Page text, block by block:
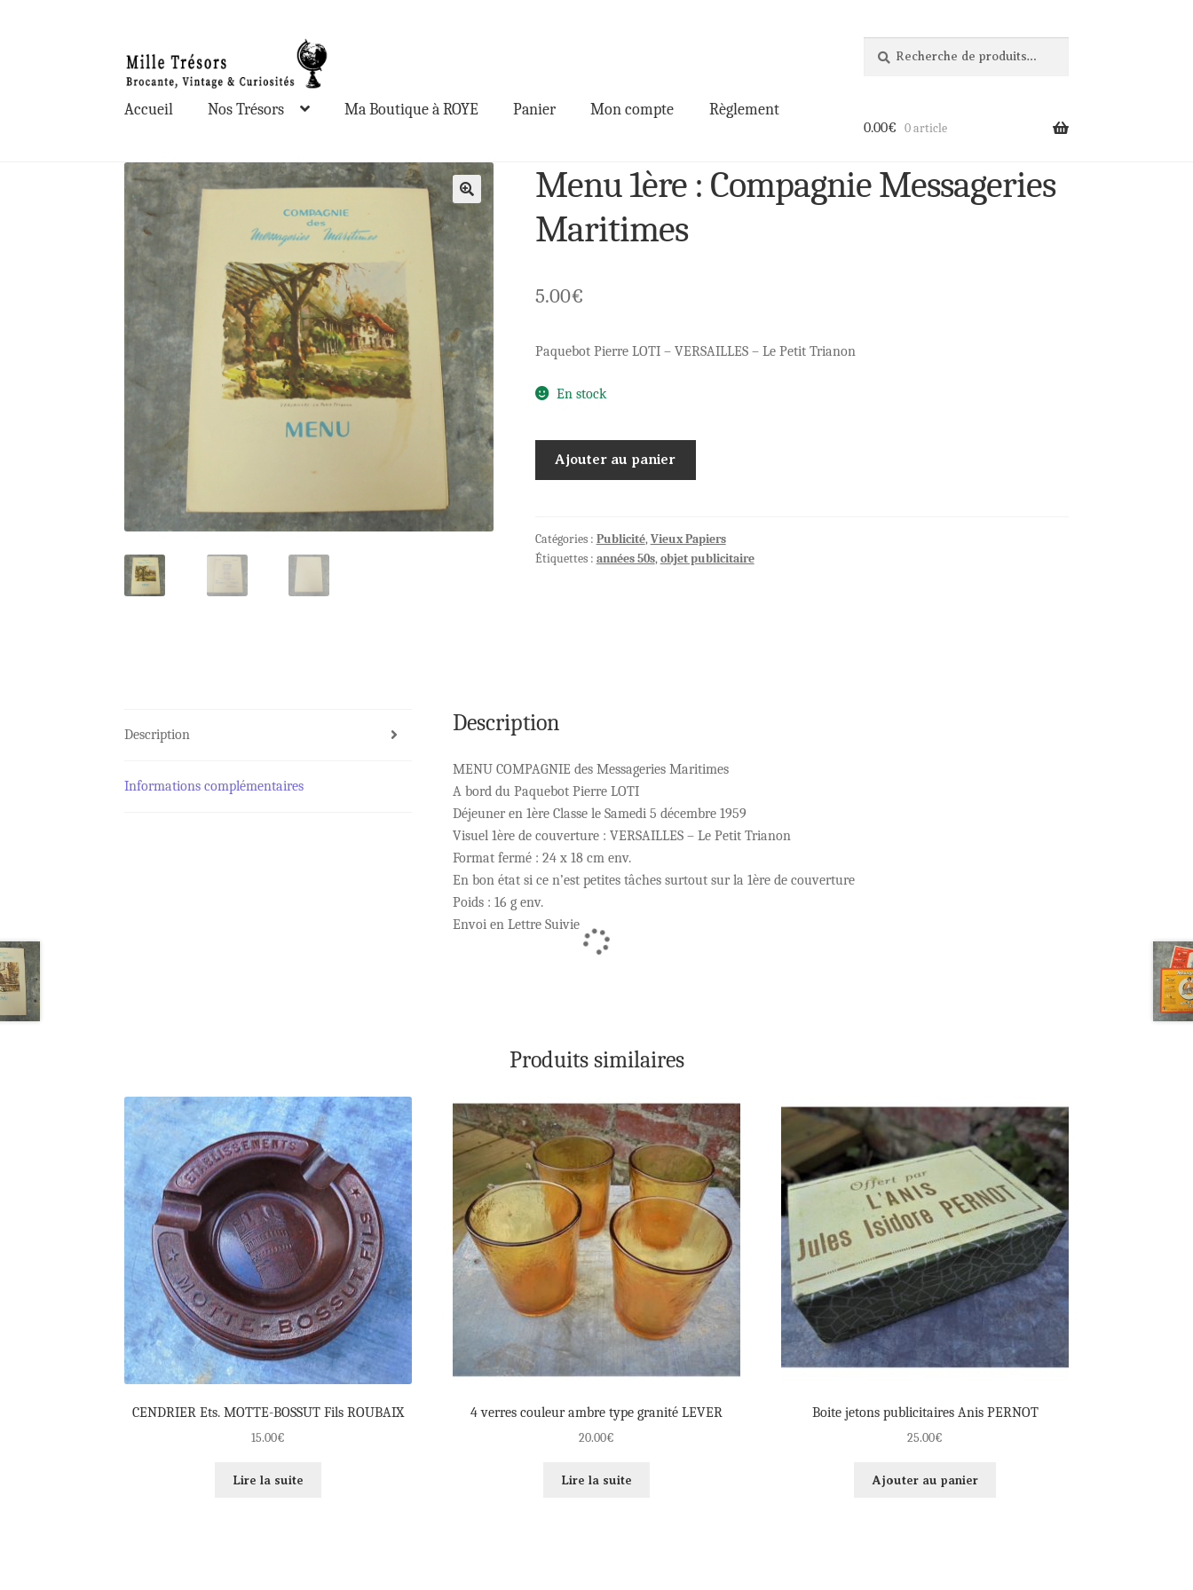
à
la
navigation
au
contenu
pour :
Accueil Nos Trésors Ma Boutique à ROYE Panier Mon compte Règlement
0.00€ 0 article
🔍
Menu 1ère : Compagnie Messageries
Maritimes
5.00€
Paquebot Pierre LOTI – VERSAILLES – Le Petit Trianon
En stock
:
Compagnie
Ajouter au panier
Catégories : Publicité,Vieux Papiers
Étiquettes : années 50s,objet publicitaire
Description
Informations complémentaires
Description
MENU COMPAGNIE des Messageries Maritimes
A bord du Paquebot Pierre LOTI
Déjeuner en 1ère Classe le Samedi 5 décembre 1959
Visuel 1ère de couverture : VERSAILLES – Le Petit Trianon
Format fermé : 24 x 18 cm env.
En bon état si ce n’est petites tâches surtout sur la 1ère de couverture
Poids : 16 g env.
Envoi en Lettre Suivie
Produits similaires
CENDRIER Ets. MOTTE-BOSSUT Fils ROUBAIX
15.00€
Lire la suite
4 verres couleur ambre type granité LEVER
20.00€
Lire la suite
Boite jetons publicitaires Anis PERNOT
25.00€
Ajouter au panier